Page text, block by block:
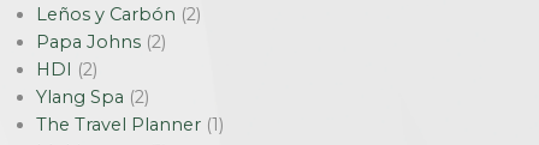
Leños y Carbón (2)
Papa Johns (2)
HDI (2)
Ylang Spa (2)
The Travel Planner (1)